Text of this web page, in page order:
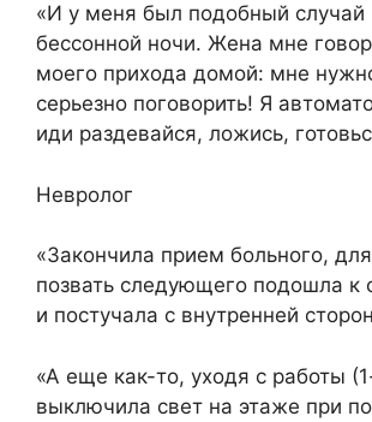
«И у меня был подобный случай
бессонной ночи. Жена мне
моего прихода домой: мне
серьезно поговорить! Я
иди раздевайся, ложись,
Невролог
«Закончила прием больного,
позвать следующего подошла к
и постучала с внутренней
«А еще как-то, уходя с работы
выключила свет на этаже при